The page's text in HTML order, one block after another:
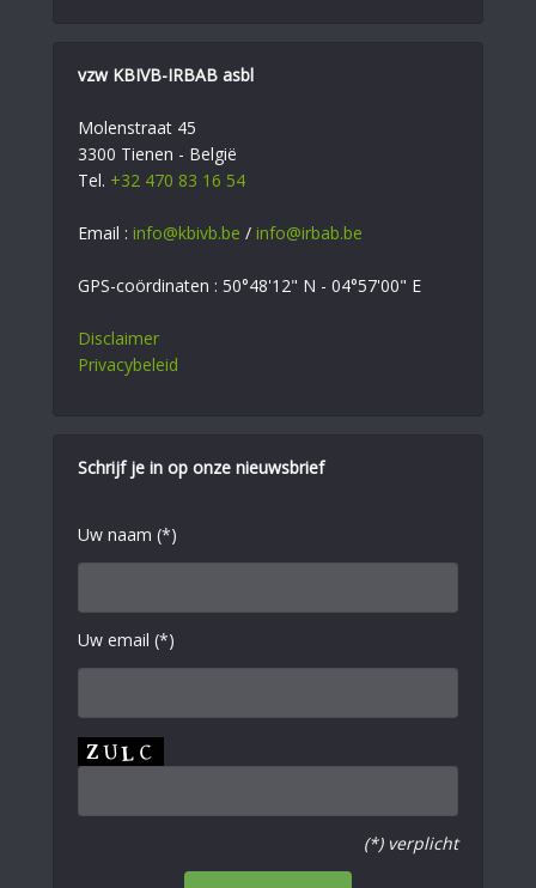
vzw KBIVB-IRBAB asbl
Molenstraat 45
3300 Tienen - België
Tel. +32 470 83 16 54
Email : info@kbivb.be / info@irbab.be
GPS-coördinaten : 50°48'12" N - 04°57'00" E
Disclaimer
Privacybeleid
Schrijf je in op onze nieuwsbrief
Uw naam (*)
Uw email (*)
(*) verplicht